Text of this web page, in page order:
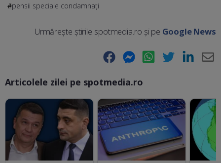
pensii speciale condamnați
Urmărește știrile spotmedia.ro și pe Google News
Facebook Messenger WhatsApp Twitter LinkedIn
Articolele zilei pe spotmedia.ro